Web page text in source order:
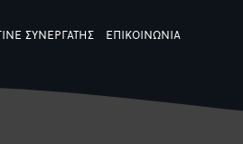
ΓΙΝΕ ΣΥΝΕΡΓΑΤΗΣ ΕΠΙΚΟΙΝΩΝΙΑ